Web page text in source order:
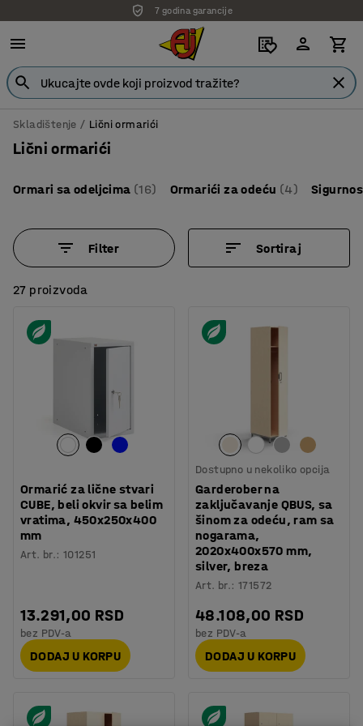
7 godina garancije
Skladištenje Lični ormarići
Lični ormarići
Ormari sa odeljcima (16) Ormarići za odeću (4)
Filter Sortiraj
27 proizvoda
Ormarić za lične stvari
CUBE, beli okvir sa belim
vratima, 450x250x400
mm
Art. br.:101251
13.291,00 RSD
bez PDV-a
DODAJ U KORPU
Dostupno u nekoliko opcija
Garderober na
zaključavanje QBUS, sa
šinom za odeću, ram sa
nogarama,
2020x400x570 mm,
silver, breza
Art. br.:171572
48.108,00 RSD
bez PDV-a
DODAJ U KORPU